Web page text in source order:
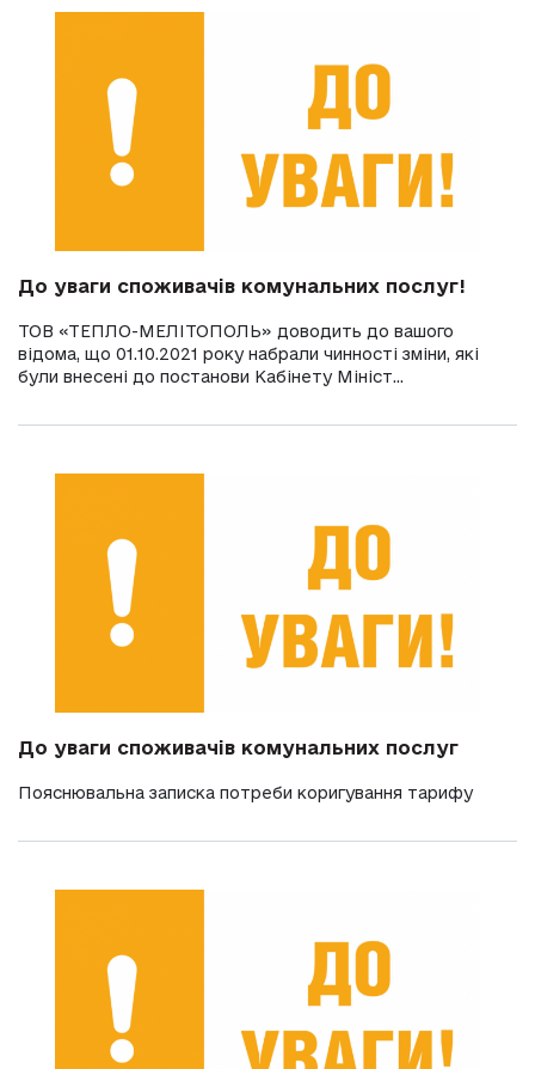
До уваги споживачів комунальних послуг!
ТОВ «ТЕПЛО-МЕЛІТОПОЛЬ» доводить до вашого
відома, що 01.10.2021 року набрали чинності зміни, які
були внесені до постанови Кабінету Мініст...
До уваги споживачів комунальних послуг
Пояснювальна записка потреби коригування тарифу